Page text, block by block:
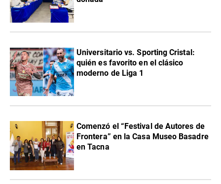
Universitario vs. Sporting Cristal:
quién es favorito en el clásico
moderno de Liga 1
Comenzó el “Festival de Autores de
Frontera” en la Casa Museo Basadre
en Tacna